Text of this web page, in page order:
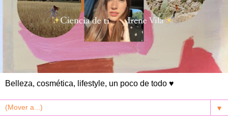
Belleza, cosmética, lifestyle, un poco de todo ♥
▼